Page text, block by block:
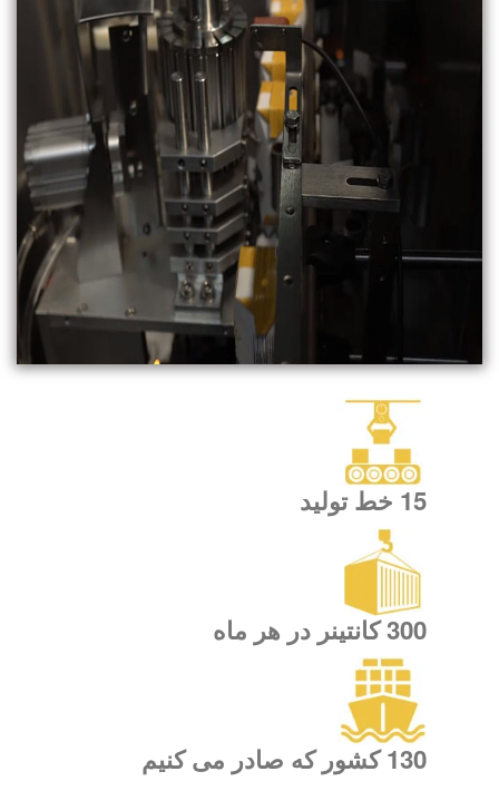
15 خط تولید
300 کانتینر در هر ماه
130 کشور که صادر می کنیم